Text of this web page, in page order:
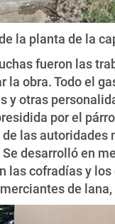
la planta de la
fueron las
la obra. Todo el
y otras
por el
de las
desarrolló en
las cofradías y
de lana,